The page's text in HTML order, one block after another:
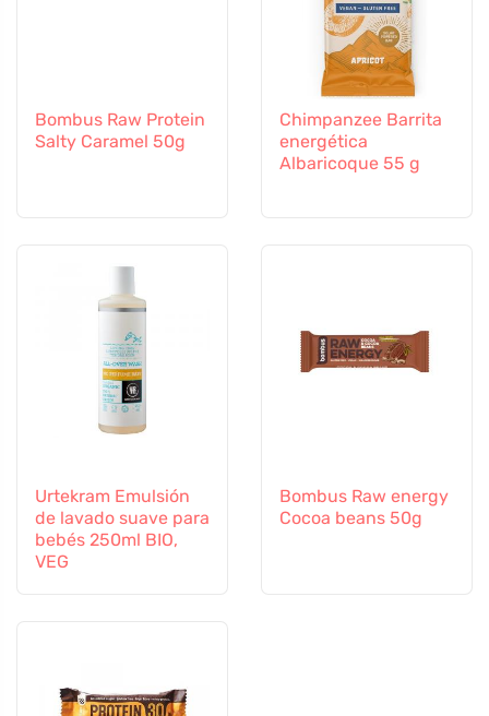
Bombus Raw Protein
Salty Caramel 50g
Chimpanzee Barrita
energética
Albaricoque 55 g
Urtekram Emulsión
de lavado suave para
bebés 250ml BIO,
VEG
Bombus Raw energy
Cocoa beans 50g